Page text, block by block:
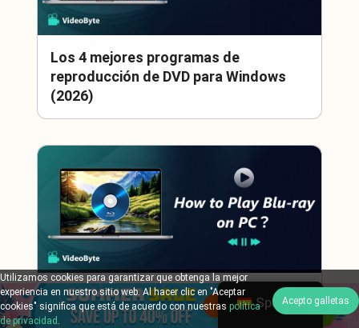
Los 4 mejores programas de
reproducción de DVD para Windows
(2026)
[2026] Cómo reproducir Blu-ray en un
PC con Windows 11/10: 3 maneras
Spanish
Utilizamos cookies para garantizar que obtenga la mejor
experiencia en nuestro sitio web. Al hacer clic en "Aceptar
cookies" significa que está de acuerdo con nuestraspolítica
de privacidad
Acepto galletas